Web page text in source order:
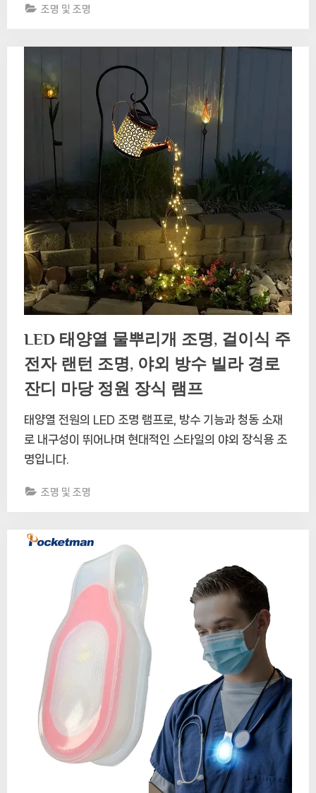
조명 및 조명
LED 태양열 물뿌리개 조명, 걸이식 주
전자 랜턴 조명, 야외 방수 빌라 경로
잔디 마당 정원 장식 램프
태양열 전원의 LED 조명 램프로, 방수 기능과 청동 소재
로 내구성이 뛰어나며 현대적인 스타일의 야외 장식용 조
명입니다.
조명 및 조명